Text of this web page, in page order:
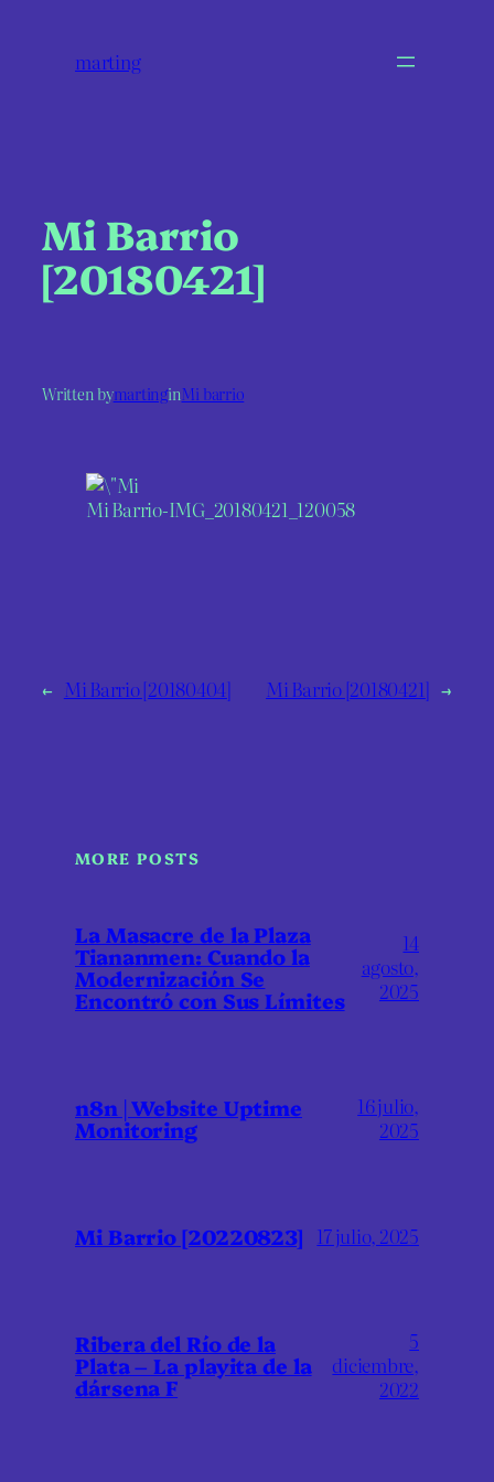
marting
Mi Barrio
[20180421]
Written bymartinginMi barrio
Mi Barrio-IMG_20180421_120058
← Mi Barrio [20180404] Mi Barrio [20180421] →
MORE POSTS
La Masacre de la Plaza
Tiananmen: Cuando la
Modernización Se
Encontró con Sus Límites
14
agosto,
2025
n8n | Website Uptime
Monitoring
16 julio,
2025
Mi Barrio [20220823] 17 julio, 2025
Ribera del Río de la
Plata – La playita de la
dársena F
5
diciembre,
2022